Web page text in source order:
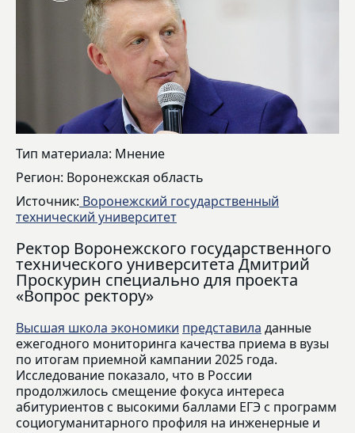
Тип материала: Мнение
Регион: Воронежская область
Источник: Воронежский государственный
технический университет
Ректор Воронежского государственного
технического университета Дмитрий
Проскурин специально для проекта
«Вопрос ректору»
Высшая школа экономики представила данные
ежегодного мониторинга качества приема в вузы
по итогам приемной кампании 2025 года.
Исследование показало, что в России
продолжилось смещение фокуса интереса
абитуриентов с высокими баллами ЕГЭ с программ
социогуманитарного профиля на инженерные и